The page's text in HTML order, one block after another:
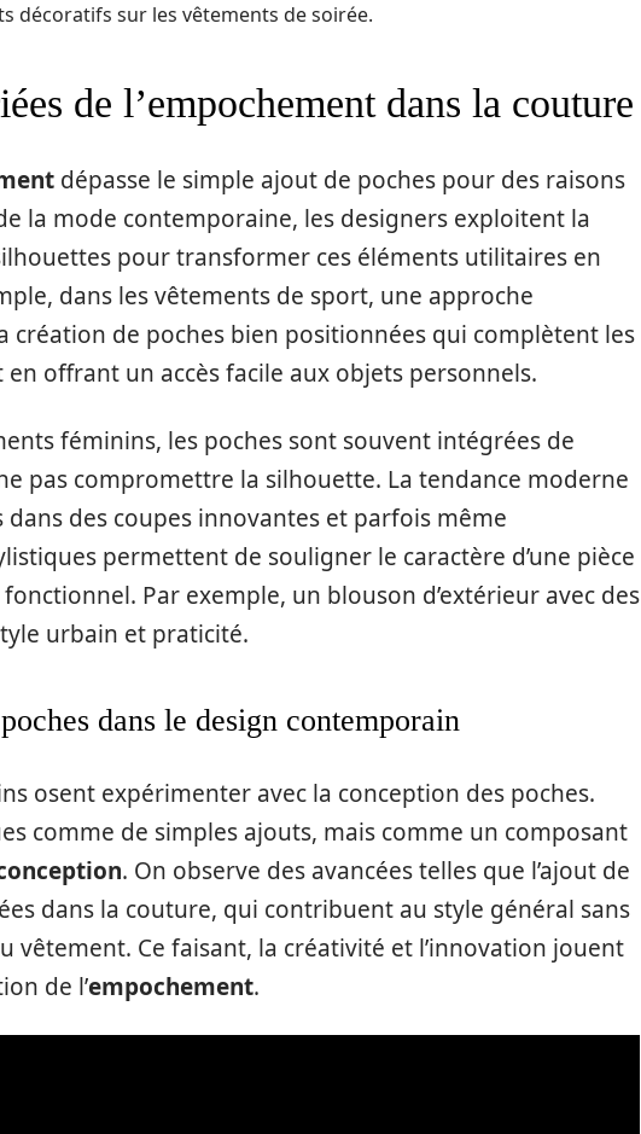
décoratifs sur les vêtements de soirée.
de l’empochement dans la couture
dépasse le simple ajout de poches pour des raisons
la mode contemporaine, les designers exploitent la
pour transformer ces éléments utilitaires en
dans les vêtements de sport, une approche
création de poches bien positionnées qui complètent les
offrant un accès facile aux objets personnels.
féminins, les poches sont souvent intégrées de
pas compromettre la silhouette. La tendance moderne
des coupes innovantes et parfois même
permettent de souligner le caractère d’une pièce
Par exemple, un blouson d’extérieur avec des
urbain et praticité.
dans le design contemporain
osent expérimenter avec la conception des poches.
comme de simples ajouts, mais comme un composant
. On observe des avancées telles que l’ajout de
dans la couture, qui contribuent au style général sans
vêtement. Ce faisant, la créativité et l’innovation jouent
de l’empochement.